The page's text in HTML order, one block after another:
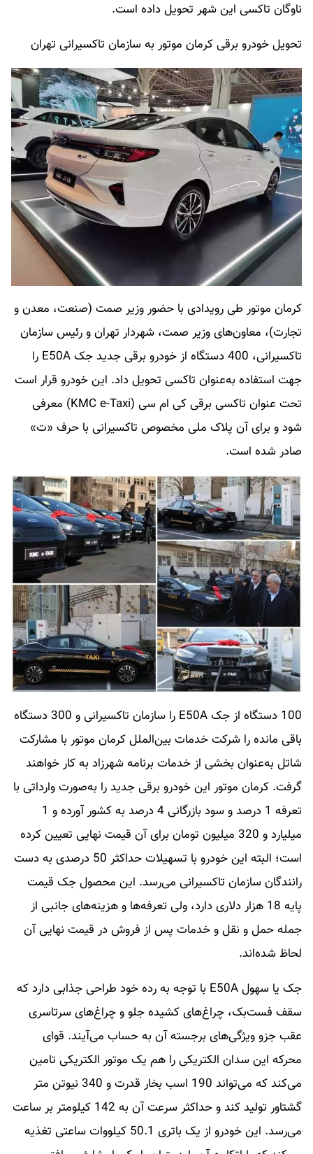
ناوگان تاکسی این شهر تحویل داده است.
تحویل خودرو برقی کرمان موتور به سازمان تاکسیرانی تهران
کرمان موتور طی رویدادی با حضور وزیر صمت (صنعت، معدن و
تجارت)، معاون‌های وزیر صمت، شهردار تهران و رئیس سازمان
تاکسیرانی، 400 دستگاه از خودرو برقی جدید جک E50A را
جهت استفاده به‌عنوان تاکسی تحویل داد. این خودرو قرار است
تحت عنوان تاکسی برقی کی ام سی (KMC e-Taxi) معرفی
شود و برای آن پلاک ملی مخصوص تاکسیرانی با حرف «ت»
صادر شده است.
100 دستگاه از جک E50A را سازمان تاکسیرانی و 300 دستگاه
باقی مانده را شرکت خدمات بین‌الملل کرمان موتور با مشارکت
شاتل به‌عنوان بخشی از خدمات برنامه شهرزاد به کار خواهند
گرفت. کرمان موتور این خودرو برقی جدید را به‌صورت وارداتی با
تعرفه 1 درصد و سود بازرگانی 4 درصد به کشور آورده و 1
میلیارد و 320 میلیون تومان برای آن قیمت نهایی تعیین کرده
است؛ البته این خودرو با تسهیلات حداکثر 50 درصدی به دست
رانندگان سازمان تاکسیرانی می‌رسد. این محصول جک قیمت
پایه 18 هزار دلاری دارد، ولی تعرفه‌ها و هزینه‌های جانبی از
جمله حمل و نقل و خدمات پس از فروش در قیمت نهایی آن
لحاظ شده‌اند.
جک یا سهول E50A با توجه به رده خود طراحی جذابی دارد که
سقف فست‌بک، چراغ‌های کشیده جلو و چراغ‌های سرتاسری
عقب جزو ویژگی‌های برجسته آن به حساب می‌آیند. قوای
محرکه این سدان الکتریکی را هم یک موتور الکتریکی تامین
می‌کند که می‌تواند 190 اسب بخار قدرت و 340 نیوتن متر
گشتاور تولید کند و حداکثر سرعت آن به 142 کیلومتر بر ساعت
می‌رسد. این خودرو از یک باتری 50.1 کیلووات ساعتی تغذیه